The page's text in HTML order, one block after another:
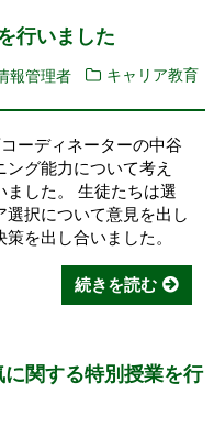
行いました
報管理者
キャリア教育
ーディネーターの中谷
グ能力について考え
ました。 生徒たちは選
択について意見を出し
を出し合いました。
続きを読む
に関する特別授業を行